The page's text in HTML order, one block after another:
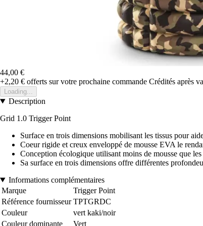
44,00 €
+2,20 € offerts sur votre prochaine commande Crédités après
Loading...
Description
Grid 1.0 Trigger Point
Surface en trois dimensions mobilisant les tissus pour
Coeur rigide et creux enveloppé de mousse EVA le
Conception écologique utilisant moins de mousse que
Sa surface en trois dimensions offre différentes
Informations complémentaires
Marque
Trigger Point
Référence fournisseur TPTGRDC
Couleur
vert kaki/noir
Couleur dominante
Vert